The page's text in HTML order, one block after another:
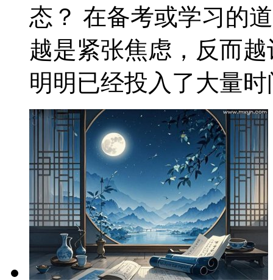
态？ 在备考或学习的
越是紧张焦虑，反而
明明已经投入了大量